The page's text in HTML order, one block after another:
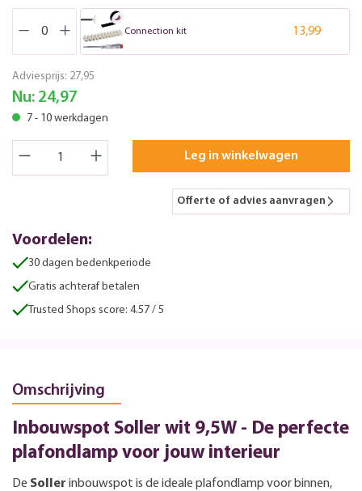
Connection kit 13,99
Adviesprijs: 27,95
Nu: 24,97
7 - 10 werkdagen
Leg in winkelwagen
Offerte of advies aanvragen
Voordelen:
30 dagen bedenkperiode
Gratis achteraf betalen
Trusted Shops score: 4.57 / 5
Omschrijving
Inbouwspot Soller wit 9,5W - De perfecte
plafondlamp voor jouw interieur
De Soller inbouwspot is de ideale plafondlamp voor binnen,